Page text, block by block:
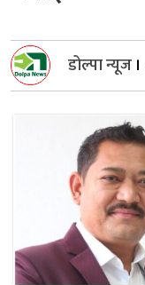
डोल्पा न्यूज ।